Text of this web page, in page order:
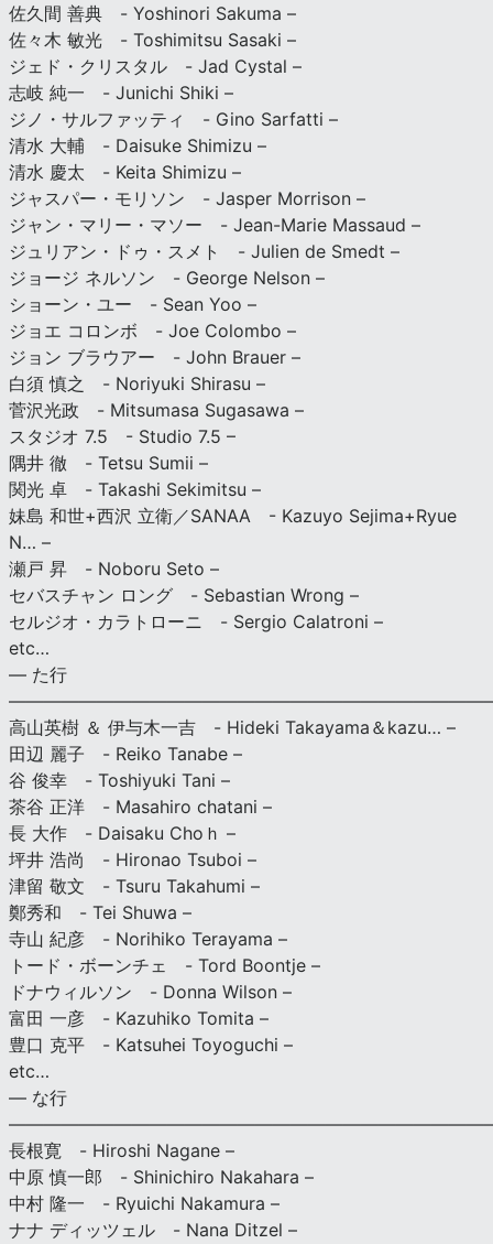
佐久間 善典 - Yoshinori Sakuma –
佐々木 敏光 - Toshimitsu Sasaki –
ジェド・クリスタル - Jad Cystal –
志岐 純一 - Junichi Shiki –
ジノ・サルファッティ - Gino Sarfatti –
清水 大輔 - Daisuke Shimizu –
清水 慶太 - Keita Shimizu –
ジャスパー・モリソン - Jasper Morrison –
ジャン・マリー・マソー - Jean-Marie Massaud –
ジュリアン・ドゥ・スメト - Julien de Smedt –
ジョージ ネルソン - George Nelson –
ショーン・ユー - Sean Yoo –
ジョエ コロンボ - Joe Colombo –
ジョン ブラウアー - John Brauer –
白須 慎之 - Noriyuki Shirasu –
菅沢光政 - Mitsumasa Sugasawa –
スタジオ 7.5 - Studio 7.5 –
隅井 徹 - Tetsu Sumii –
関光 卓 - Takashi Sekimitsu –
妹島 和世+西沢 立衛／SANAA - Kazuyo Sejima+Ryue
N… –
瀬戸 昇 - Noboru Seto –
セバスチャン ロング - Sebastian Wrong –
セルジオ・カラトローニ - Sergio Calatroni –
etc…
— た行
高山英樹 ＆ 伊与木一吉 - Hideki Takayama＆kazu… –
田辺 麗子 - Reiko Tanabe –
谷 俊幸 - Toshiyuki Tani –
茶谷 正洋 - Masahiro chatani –
長 大作 - Daisaku Choｈ –
坪井 浩尚 - Hironao Tsuboi –
津留 敬文 - Tsuru Takahumi –
鄭秀和 - Tei Shuwa –
寺山 紀彦 - Norihiko Terayama –
トード・ボーンチェ - Tord Boontje –
ドナウィルソン - Donna Wilson –
富田 一彦 - Kazuhiko Tomita –
豊口 克平 - Katsuhei Toyoguchi –
etc…
— な行
長根寛 - Hiroshi Nagane –
中原 慎一郎 - Shinichiro Nakahara –
中村 隆一 - Ryuichi Nakamura –
ナナ ディッツェル - Nana Ditzel –